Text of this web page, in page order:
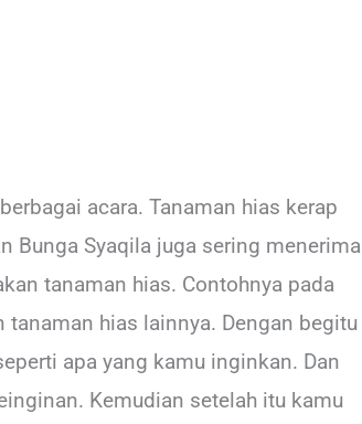
acara. Tanaman hias kerap
Bunga Syaqila juga sering menerima
tanaman hias. Contohnya pada
hias lainnya. Dengan begitu
apa yang kamu inginkan. Dan
Kemudian setelah itu kamu